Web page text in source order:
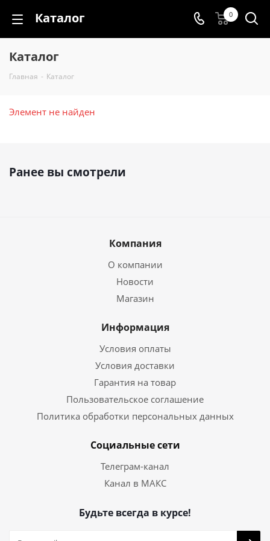
Каталог 0
Каталог
Главная - Каталог
Элемент не найден
Ранее вы смотрели
Компания
О компании
Новости
Магазин
Информация
Условия оплаты
Условия доставки
Гарантия на товар
Пользовательское соглашение
Политика обработки персональных данных
Социальные сети
Телеграм-канал
Канал в МАКС
Будьте всегда в курсе!